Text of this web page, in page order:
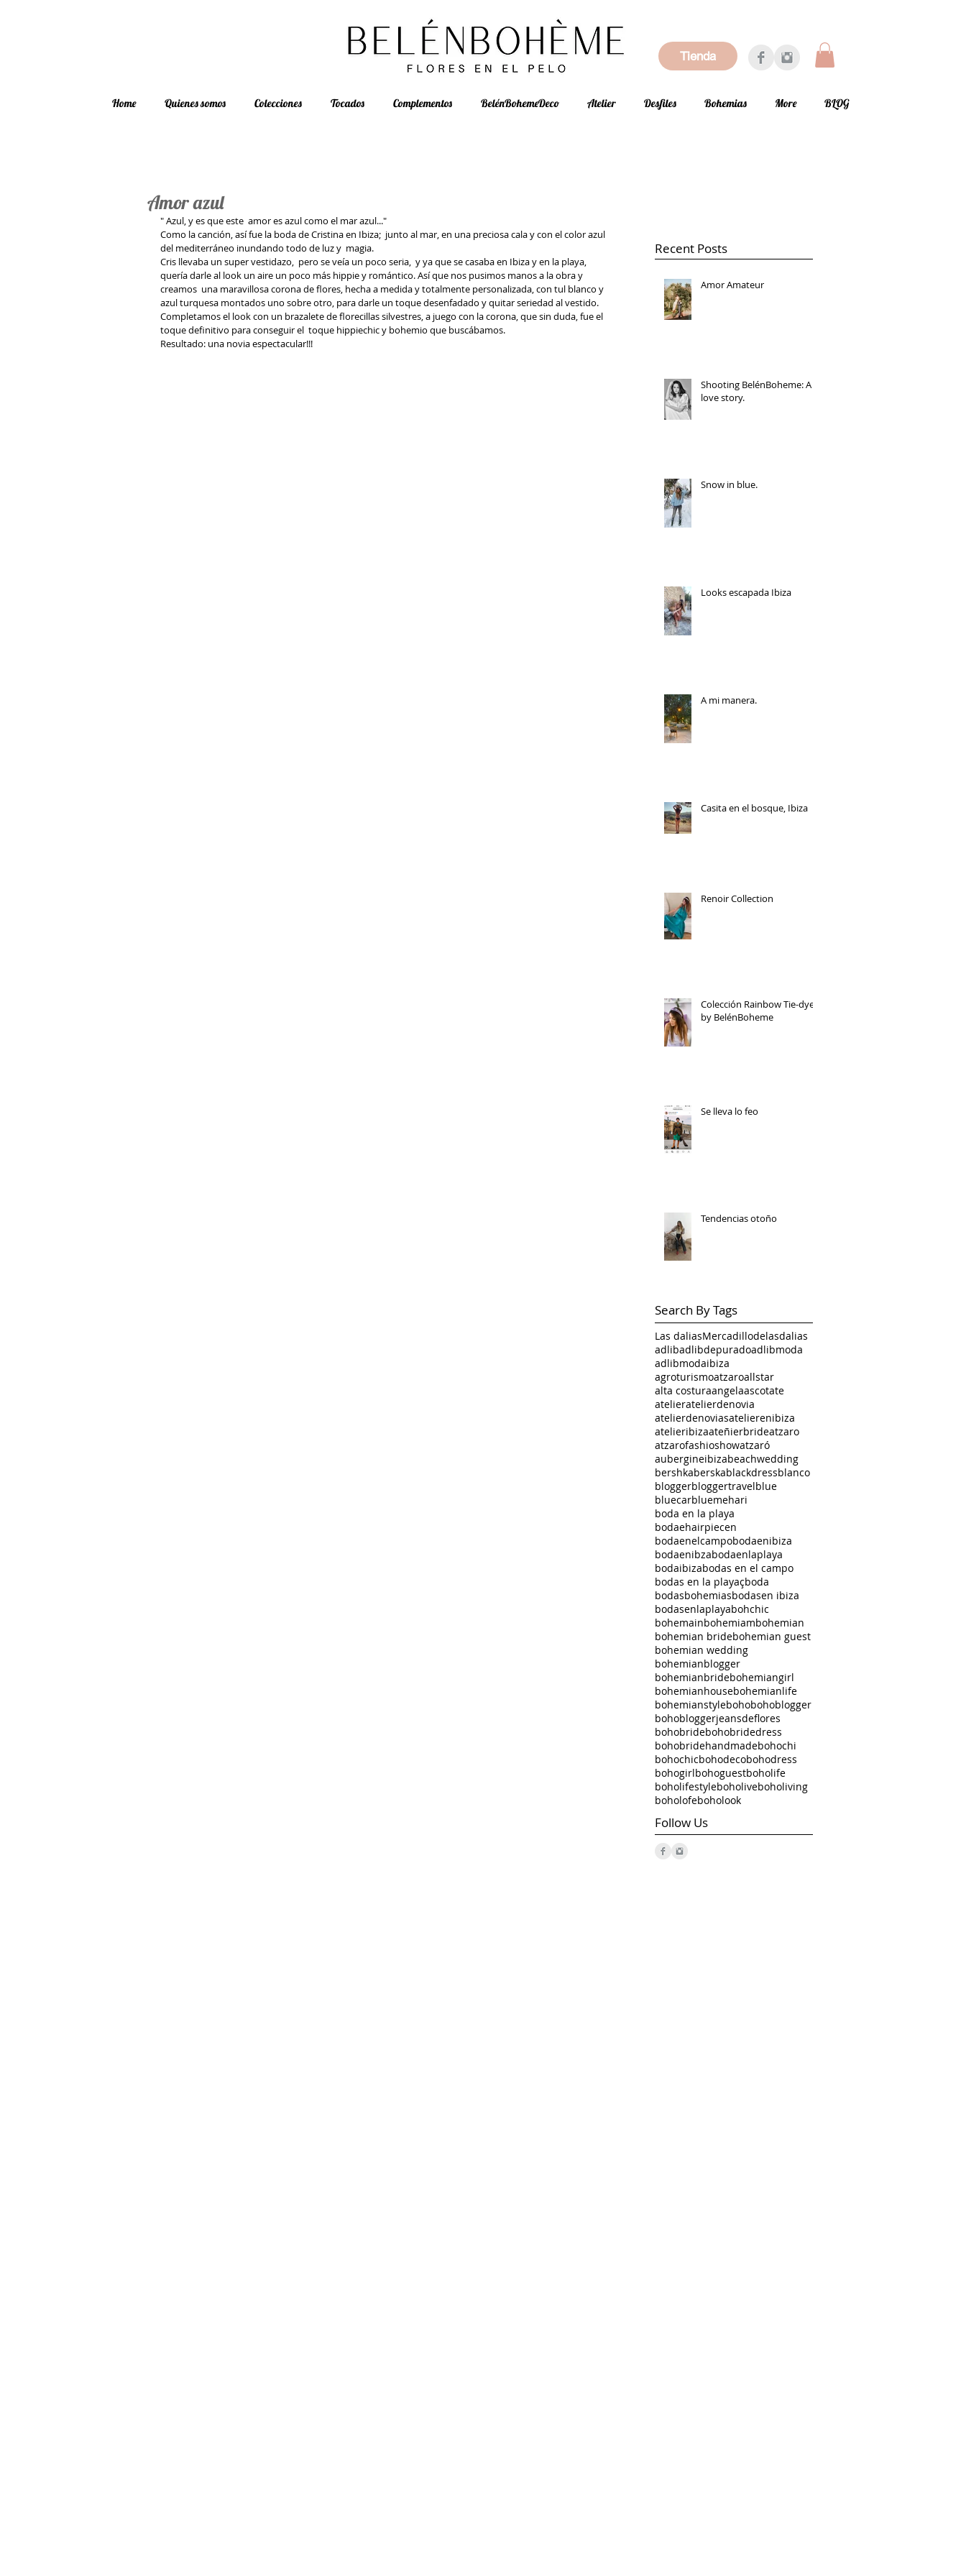
Tienda
Home Quienes somos Colecciones Tocados Complementos BelénBohemeDeco Atelier Desfiles Bohemias More BLOG
Amor azul
" Azul, y es que este  amor es azul como el mar azul..."
Como la canción, así fue la boda de Cristina en Ibiza;  junto al mar, en una preciosa cala y con el color azul
del mediterráneo inundando todo de luz y  magia.
Cris llevaba un super vestidazo,  pero se veía un poco seria,  y ya que se casaba en Ibiza y en la playa,
quería darle al look un aire un poco más hippie y romántico. Así que nos pusimos manos a la obra y
creamos  una maravillosa corona de flores, hecha a medida y totalmente personalizada, con tul blanco y
azul turquesa montados uno sobre otro, para darle un toque desenfadado y quitar seriedad al vestido.
Completamos el look con un brazalete de florecillas silvestres, a juego con la corona, que sin duda, fue el
toque definitivo para conseguir el  toque hippiechic y bohemio que buscábamos.
Resultado: una novia espectacular!!!
Recent Posts
Amor Amateur
Shooting BelénBoheme: A
love story.
Snow in blue.
Looks escapada Ibiza
A mi manera.
Casita en el bosque, Ibiza
Renoir Collection
Colección Rainbow Tie-dye
by BelénBoheme
Se lleva lo feo
Tendencias otoño
Search By Tags
Las daliasMercadillodelasdalias
adlibadlibdepuradoadlibmoda
adlibmodaibiza
agroturismoatzaroallstar
alta costuraangelaascotate
atelieratelierdenovia
atelierdenoviasatelierenibiza
atelieribizaateñierbrideatzaro
atzarofashioshowatzaró
aubergineibizabeachwedding
bershkaberskablackdressblanco
bloggerbloggertravelblue
bluecarbluemehari
boda en la playa
bodaehairpiecen
bodaenelcampobodaenibiza
bodaenibzabodaenlaplaya
bodaibizabodas en el campo
bodas en la playaçboda
bodasbohemiasbodasen ibiza
bodasenlaplayabohchic
bohemainbohemiambohemian
bohemian bridebohemian guest
bohemian wedding
bohemianblogger
bohemianbridebohemiangirl
bohemianhousebohemianlife
bohemianstylebohobohoblogger
bohobloggerjeansdeflores
bohobridebohobridedress
bohobridehandmadebohochi
bohochicbohodecobohodress
bohogirlbohoguestboholife
boholifestyleboholiveboholiving
boholofeboholook
Follow Us